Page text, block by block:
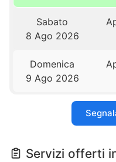
Sabato
8 Ago 2026
Domenica
9 Ago 2026
Servizi offerti